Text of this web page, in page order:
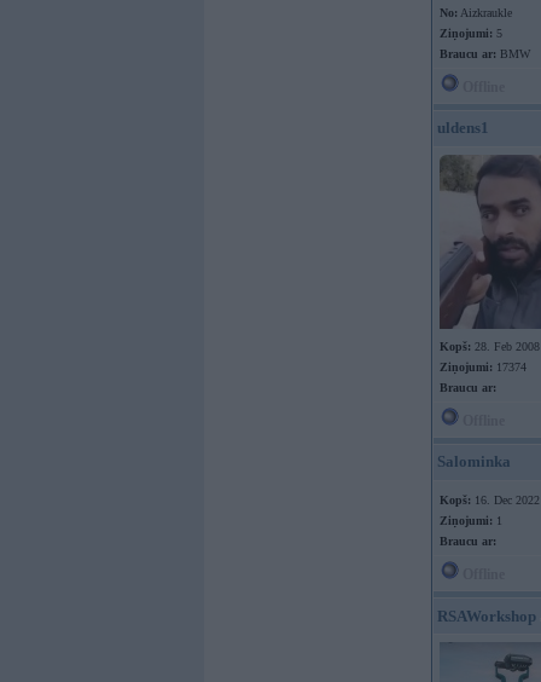
No: Aizkraukle
Ziņojumi: 5
Braucu ar: BMW
uldens1
Kopš: 28. Feb 2008
Ziņojumi: 17374
Braucu ar:
Salominka
Kopš: 16. Dec 2022
Ziņojumi: 1
Braucu ar:
RSAWorkshop